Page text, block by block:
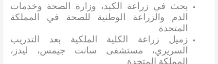
بحث في زراعة الكبد، وزارة الصحة وخدمات
الدم والزراعة الوطنية للصحة في المملكة
المتحدة
زميل زراعة الكلية الملكية بعد التدريب
السريري، مستشفى سانت جيمس، ليدز،
المملكة المتحدة